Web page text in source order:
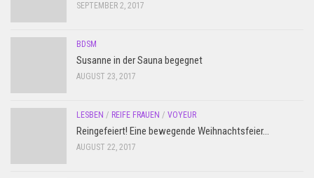
SEPTEMBER 2, 2017
BDSM
Susanne in der Sauna begegnet
AUGUST 23, 2017
LESBEN / REIFE FRAUEN / VOYEUR
Reingefeiert! Eine bewegende Weihnachtsfeier…
AUGUST 22, 2017